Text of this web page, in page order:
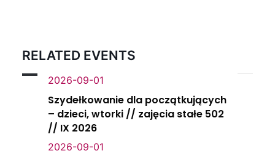
RELATED EVENTS
2026-09-01
Szydełkowanie dla początkujących
– dzieci, wtorki // zajęcia stałe 502
// IX 2026
2026-09-01